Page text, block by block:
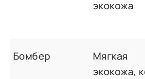
экокожа
Бомбер
Мягкая
экокожа,